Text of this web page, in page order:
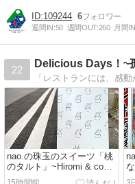
109244 6
週間IN:50 週間OUT:260 月間
22
Delicious Days！~
「レストランには、感
nao.の珠玉のスイーツ「桃
のタルト」~Hiromi & co
sweets & coffee~